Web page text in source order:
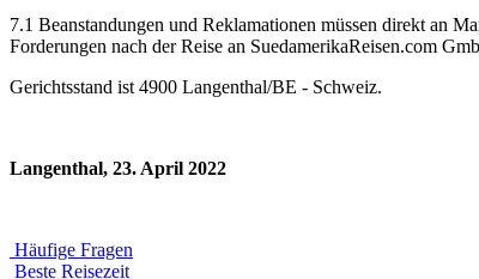
7.1 Beanstandungen und Reklamationen müssen direkt an
Forderungen nach der Reise an SuedamerikaReisen.com
Gerichtsstand ist 4900 Langenthal/BE - Schweiz.
Langenthal, 23. April 2022
Häufige Fragen
Beste Reisezeit